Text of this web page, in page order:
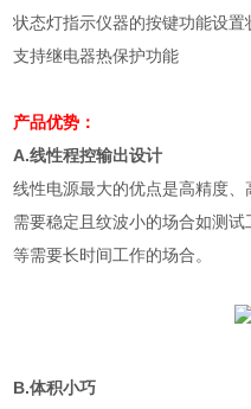
状态灯指示仪器的按键功能设置
支持继电器热保护功能
产品优势：
A.线性程控输出设计
线性电源最大的优点是高精度
需要稳定且纹波小的场合如测
等需要长时间工作的场合。
B.体积小巧